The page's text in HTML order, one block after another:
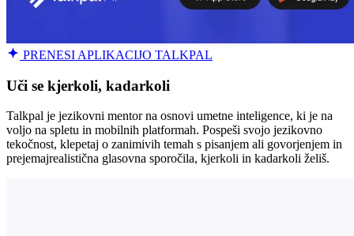
PRENESI APLIKACIJO TALKPAL
Uči se kjerkoli, kadarkoli
Talkpal je jezikovni mentor na osnovi umetne inteligence, ki je na
voljo na spletu in mobilnih platformah. Pospeši svojo jezikovno
tekočnost, klepetaj o zanimivih temah s pisanjem ali govorjenjem in
prejemajrealistična glasovna sporočila, kjerkoli in kadarkoli želiš.